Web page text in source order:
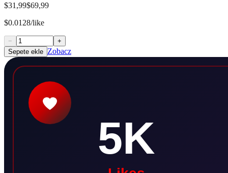
$31,99$69,99
$0.0128/like
−
+
Sepete ekle Zobacz